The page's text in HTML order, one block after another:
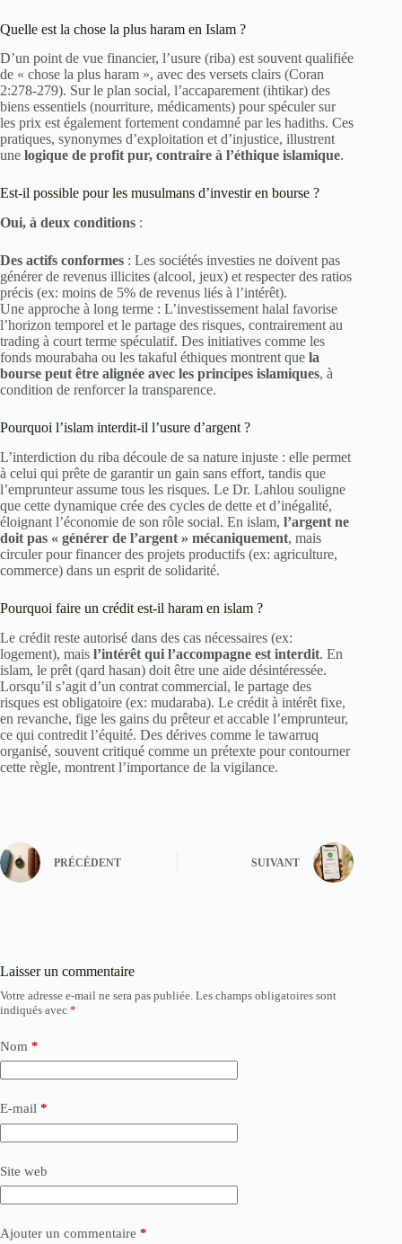
Quelle est la chose la plus haram en Islam ?
D’un point de vue financier, l’usure (riba) est souvent qualifiée
de « chose la plus haram », avec des versets clairs (Coran
2:278-279). Sur le plan social, l’accaparement (ihtikar) des
biens essentiels (nourriture, médicaments) pour spéculer sur
les prix est également fortement condamné par les hadiths. Ces
pratiques, synonymes d’exploitation et d’injustice, illustrent
une logique de profit pur, contraire à l’éthique islamique.
Est-il possible pour les musulmans d’investir en bourse ?
Oui, à deux conditions :
Des actifs conformes : Les sociétés investies ne doivent pas
générer de revenus illicites (alcool, jeux) et respecter des ratios
précis (ex: moins de 5% de revenus liés à l’intérêt).
Une approche à long terme : L’investissement halal favorise
l’horizon temporel et le partage des risques, contrairement au
trading à court terme spéculatif. Des initiatives comme les
fonds mourabaha ou les takaful éthiques montrent que la
bourse peut être alignée avec les principes islamiques, à
condition de renforcer la transparence.
Pourquoi l’islam interdit-il l’usure d’argent ?
L’interdiction du riba découle de sa nature injuste : elle permet
à celui qui prête de garantir un gain sans effort, tandis que
l’emprunteur assume tous les risques. Le Dr. Lahlou souligne
que cette dynamique crée des cycles de dette et d’inégalité,
éloignant l’économie de son rôle social. En islam, l’argent ne
doit pas « générer de l’argent » mécaniquement, mais
circuler pour financer des projets productifs (ex: agriculture,
commerce) dans un esprit de solidarité.
Pourquoi faire un crédit est-il haram en islam ?
Le crédit reste autorisé dans des cas nécessaires (ex:
logement), mais l’intérêt qui l’accompagne est interdit. En
islam, le prêt (qard hasan) doit être une aide désintéressée.
Lorsqu’il s’agit d’un contrat commercial, le partage des
risques est obligatoire (ex: mudaraba). Le crédit à intérêt fixe,
en revanche, fige les gains du prêteur et accable l’emprunteur,
ce qui contredit l’équité. Des dérives comme le tawarruq
organisé, souvent critiqué comme un prétexte pour contourner
cette règle, montrent l’importance de la vigilance.
PRÉCÉDENT SUIVANT
Laisser un commentaire
Votre adresse e-mail ne sera pas publiée. Les champs obligatoires sont
indiqués avec *
Nom *
E-mail *
Site web
Ajouter un commentaire *